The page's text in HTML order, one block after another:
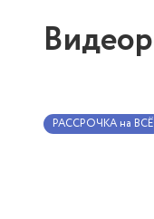
РАССРОЧКА на ВСЁ